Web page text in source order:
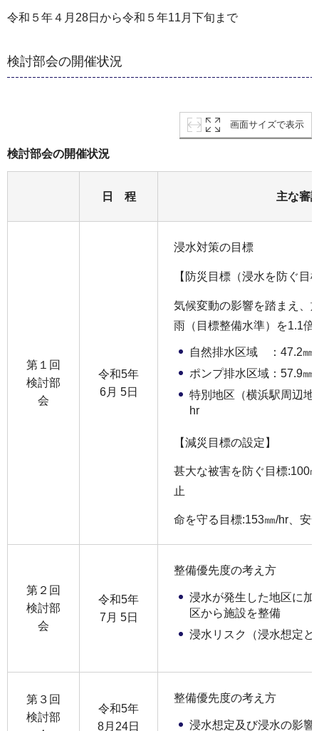
令和５年４月28日から令和５年11月下旬まで
検討部会の開催状況
画面サイズで表示
検討部会の開催状況
日 程 主な審
第１回
検討部
会
令和5年
6月 5日
浸水対策の目標
【防災目標（浸水を防ぐ目
気候変動の影響を踏まえ、
雨（目標整備水準）を1.1倍
自然排水区域 ：47.2㎜
ポンプ排水区域：57.9
特別地区（横浜駅周辺
hr
【減災目標の設定】
甚大な被害を防ぐ目標:100
止
命を守る目標:153㎜/hr、安
第２回
検討部
会
令和5年
7月 5日
整備優先度の考え方
浸水が発生した地区に
区から施設を整備
浸水リスク（浸水想定
第３回
検討部
令和5年
8月24日
整備優先度の考え方
浸水想定及び浸水の影響